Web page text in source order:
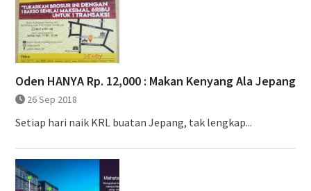
Oden HANYA Rp. 12,000 : Makan Kenyang Ala Jepang
26 Sep 2018
Setiap hari naik KRL buatan Jepang, tak lengkap...